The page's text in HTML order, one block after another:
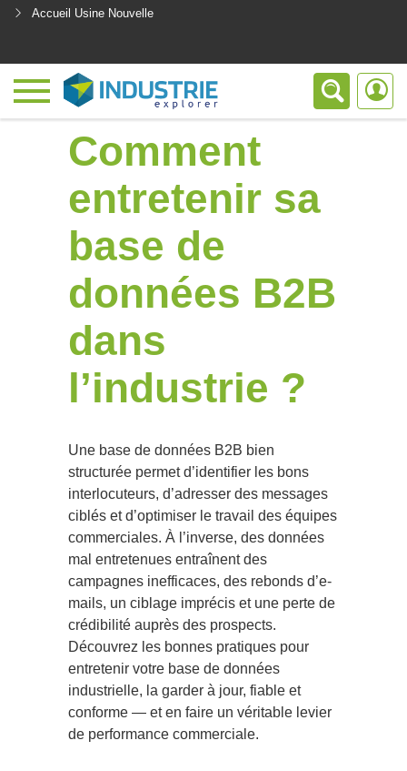
Accueil Usine Nouvelle
Comment
entretenir sa
base de
données B2B
dans
l’industrie ?
Une base de données B2B bien
structurée permet d’identifier les bons
interlocuteurs, d’adresser des messages
ciblés et d’optimiser le travail des équipes
commerciales. À l’inverse, des données
mal entretenues entraînent des
campagnes inefficaces, des rebonds d’e-
mails, un ciblage imprécis et une perte de
crédibilité auprès des prospects.
Découvrez les bonnes pratiques pour
entretenir votre base de données
industrielle, la garder à jour, fiable et
conforme — et en faire un véritable levier
de performance commerciale.